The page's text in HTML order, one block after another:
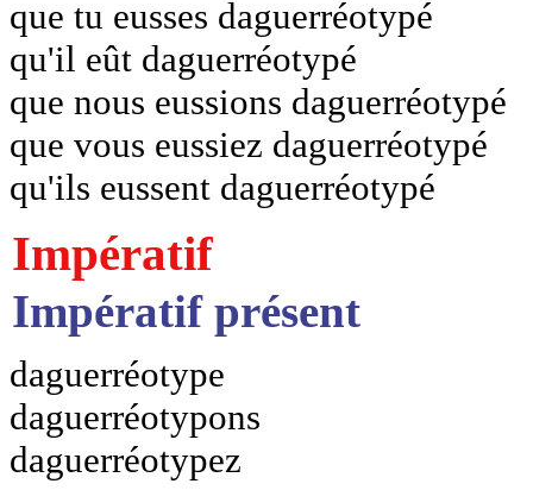
que tu eusses daguerréotypé
qu'il eût daguerréotypé
que nous eussions daguerréotypé
que vous eussiez daguerréotypé
qu'ils eussent daguerréotypé
Impératif
Impératif présent
daguerréotype
daguerréotypons
daguerréotypez